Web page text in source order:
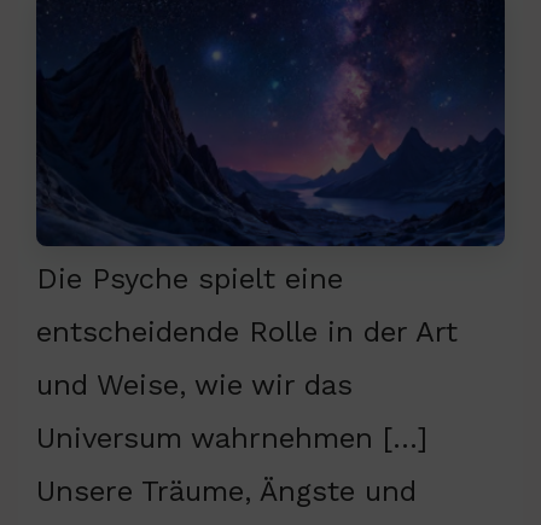
Die Psyche spielt eine
entscheidende Rolle in der Art
und Weise, wie wir das
Universum wahrnehmen […]
Unsere Träume, Ängste und